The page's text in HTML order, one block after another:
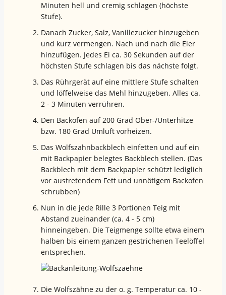
Minuten hell und cremig schlagen (höchste
Stufe).
Danach Zucker, Salz, Vanillezucker hinzugeben
und kurz vermengen. Nach und nach die Eier
hinzufügen. Jedes Ei ca. 30 Sekunden auf der
höchsten Stufe schlagen bis das nächste folgt.
Das Rührgerät auf eine mittlere Stufe schalten
und löffelweise das Mehl hinzugeben. Alles ca.
2 - 3 Minuten verrühren.
Den Backofen auf 200 Grad Ober-/Unterhitze
bzw. 180 Grad Umluft vorheizen.
Das Wolfszahnbackblech einfetten und auf ein
mit Backpapier belegtes Backblech stellen. (Das
Backblech mit dem Backpapier schützt lediglich
vor austretendem Fett und unnötigem Backofen
schrubben)
Nun in die jede Rille 3 Portionen Teig mit
Abstand zueinander (ca. 4 - 5 cm)
hinneingeben. Die Teigmenge sollte etwa einem
halben bis einem ganzen gestrichenen Teelöffel
entsprechen.
Die Wolfszähne zu der o. g. Temperatur ca. 10 -